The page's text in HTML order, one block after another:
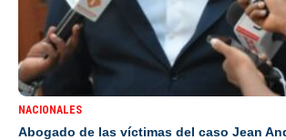
NACIONALES
Abogado de las víctimas del caso Jean